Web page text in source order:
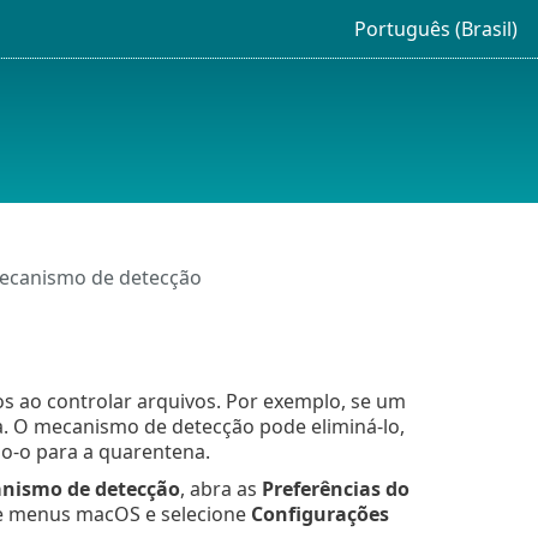
Português (Brasil)
de detecção
ao controlar arquivos. Por exemplo, se um
mecanismo de detecção pode eliminá-lo,
o para a quarentena.
de detecção, abra as Preferências do
macOS e selecione Configurações